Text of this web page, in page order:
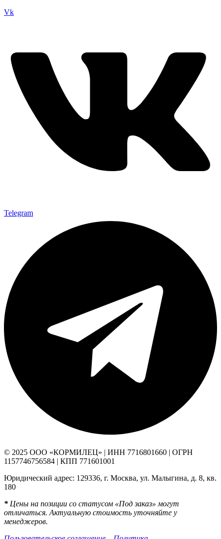
Vk
Telegram
© 2025 ООО «КОРМИЛЕЦ» | ИНН 7716801660 | ОГРН
1157746756584 | КПП 771601001
Юридический адрес: 129336, г. Москва, ул. Малыгина, д. 8, кв.
180
* Цены на позиции со статусом «Под заказ» могут
отличаться. Актуальную стоимость уточняйте у
менеджеров.